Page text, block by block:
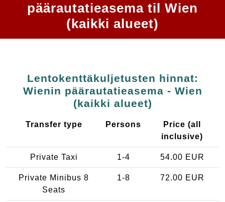
päärautatieasema til Wien
(kaikki alueet)
Lentokenttäkuljetusten hinnat:
Wienin päärautatieasema - Wien
(kaikki alueet)
Transfer type Persons
Price (all
inclusive)
Private Taxi 1-4 54.00 EUR
Private Minibus 8
Seats
1-8 72.00 EUR